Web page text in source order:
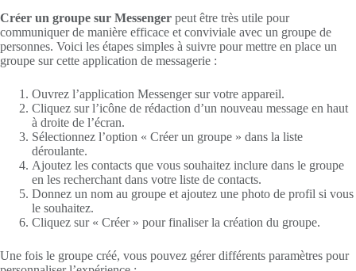
Créer un groupe sur Messenger peut être très utile pour
communiquer de manière efficace et conviviale avec un groupe de
personnes. Voici les étapes simples à suivre pour mettre en place un
groupe sur cette application de messagerie :
Ouvrez l’application Messenger sur votre appareil.
Cliquez sur l’icône de rédaction d’un nouveau message en haut
à droite de l’écran.
Sélectionnez l’option « Créer un groupe » dans la liste
déroulante.
Ajoutez les contacts que vous souhaitez inclure dans le groupe
en les recherchant dans votre liste de contacts.
Donnez un nom au groupe et ajoutez une photo de profil si vous
le souhaitez.
Cliquez sur « Créer » pour finaliser la création du groupe.
Une fois le groupe créé, vous pouvez gérer différents paramètres pour